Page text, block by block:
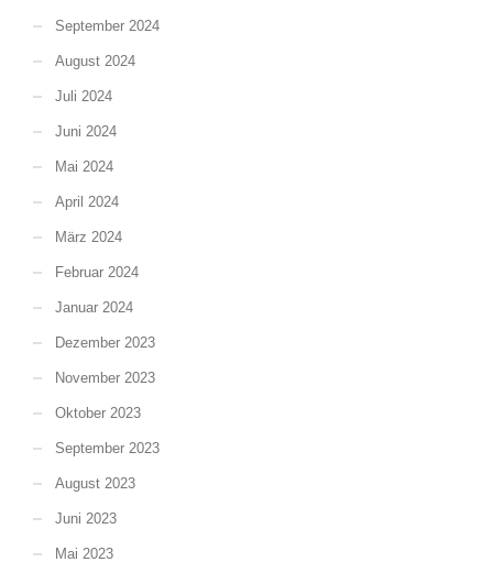
September 2024
August 2024
Juli 2024
Juni 2024
Mai 2024
April 2024
März 2024
Februar 2024
Januar 2024
Dezember 2023
November 2023
Oktober 2023
September 2023
August 2023
Juni 2023
Mai 2023